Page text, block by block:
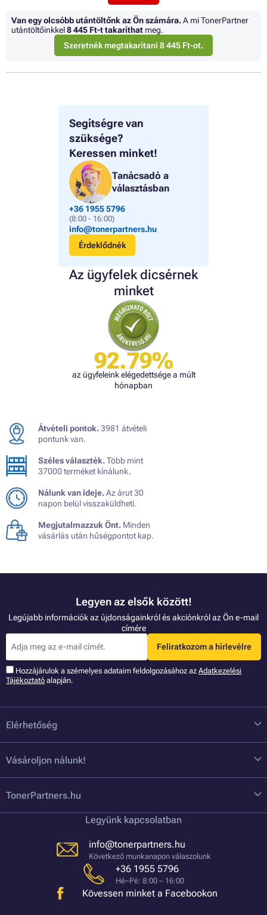
Segítségre van
szüksége?
Keressen minket!
Tanácsadó a
választásban
+36 1955 5796
(8:00 - 16:00)
info@tonerpartners.hu
Érdeklődnék
Az ügyfelek dicsérnek
minket
92.79%
az ügyfeleink elégedettsége a múlt
hónapban
Van egy olcsóbb utántöltőnk az Ön számára.A mi TonerPartner
utántöltőinkkel8 445 Ft-t takaríthat meg.
Szeretnék megtakarítani 8 445 Ft-ot.
Átvételi pontok.3981 átvételi
pontunk van.
Széles választék.Több mint
37000 terméket kínálunk.
Nálunk van ideje.Az árut 30
napon belül visszaküldheti.
Megjutalmazzuk Önt. Minden
vásárlás után hűségpontot kap.
Legyen az elsők között!
Legújabb információk az újdonságainkról és akciónkról az Ön e-mail
címére
Feliratkozom a hírlevélre
Hozzájárulok a szémelyes adataim feldolgozásához az Adatkezelési
Tájékoztató alapján.
Elérhetőség
Vásároljon nálunk!
TonerPartners.hu
Legyünk kapcsolatban
info@tonerpartners.hu
Következő munkanapon válaszolunk
+36 1955 5796
Hé–Pé: 8:00 – 16:00
Kövessen minket a Facebookon